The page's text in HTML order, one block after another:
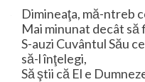
Dimineaţa, mă-ntreb
Mai minunat decât să
S-auzi Cuvântul Său
să-l înţelegi,
Să ştii că El e